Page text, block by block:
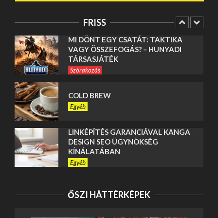
FRISS
Szórakozás
COLD BREW
Egyéb
DESIGN SEO ÜGYNÖKSÉG
KÍNÁLATÁBAN
SEO ALAPOK ISMERTETÉSE A
KANGA DESIGN SEO ÜGYNÖKSÉG
ÁLTAL
Egyéb
POCHOZOVÝ ROŠT
ŐSZI HÁTTÉRKÉPEK